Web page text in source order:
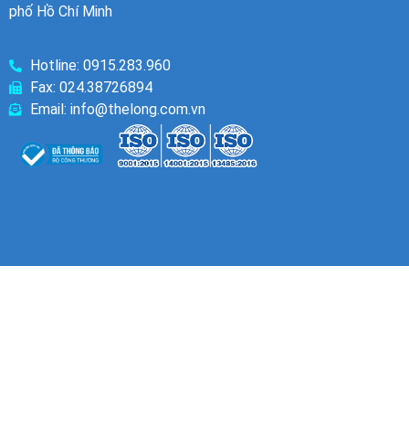
phố Hồ Chí Minh
Hotline: 0915.283.960
Fax: 024.38726894
Email: info@thelong.com.vn